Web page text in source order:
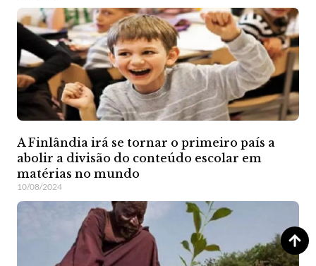
A Finlândia irá se tornar o primeiro país a
abolir a divisão do conteúdo escolar em
matérias no mundo
10/08/2024